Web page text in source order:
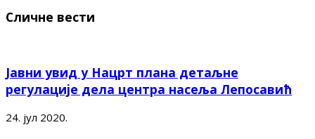
Сличне вести
Јавни увид у Нацрт плана детаљне
регулације дела центра насеља Лепосавић
24. јул 2020.